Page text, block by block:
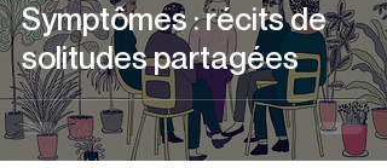
Symptômes : récits de
solitudes partagées